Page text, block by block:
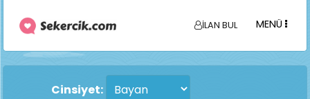
İLAN BUL MENÜ
Cinsiyet: